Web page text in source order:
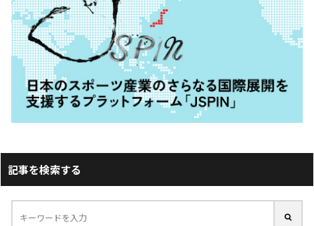
記事を検索する